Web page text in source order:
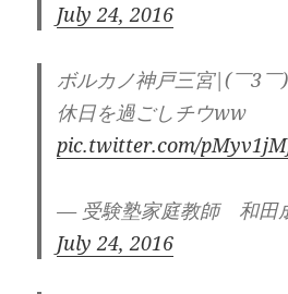
July 24, 2016
ボルカノ神戸三宮|(￣3
休日を過ごしチウww
pic.twitter.com/
— 受験塾家庭教師 和田
July 24, 2016